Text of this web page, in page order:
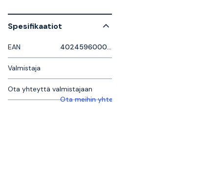
Spesifikaatiot
EAN 4024596000226
Valmistaja
Ota yhteyttä valmistajaan
Ota meihin yhteyttä saadaksesi lisätietoja